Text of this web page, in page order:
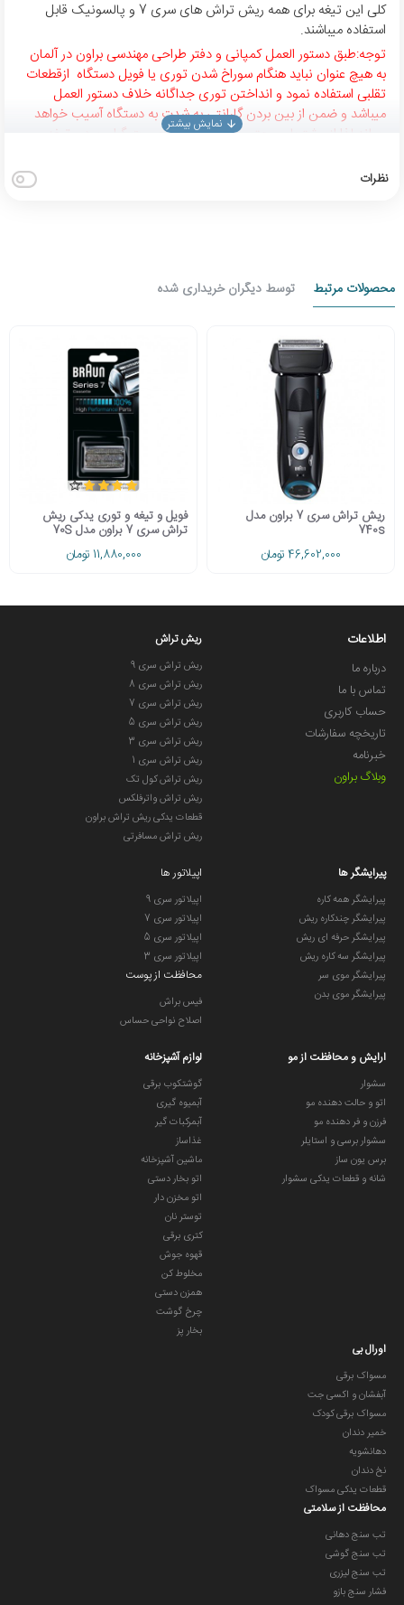
کلی این تیغه برای همه ریش تراش های سری 7 و پالسونیک قابل
استفاده میباشند.
توجه:طبق دستور العمل کمپانی و دفتر طراحی مهندسی براون در آلمان
به هیچ عنوان نباید هنگام سوراخ شدن توری یا فویل دستگاه ازقطعات
تقلبی استفاده نمود و انداختن توری جداگانه خلاف دستور العمل
میباشد و ضمن از بین بردن گارانتی به شدت به دستگاه آسیب خواهد
رساند لذا از مشتریان محترم تقاضا داریم در صورت گران بودن تیغه و
تعویض توری غیر فابریک اقدام نکنند.این عمل در طولانی مدت موتور
دستگاه را دچار پالس شدید خواهد کرد.دلیل سوراخ شدن توری خراب
نظرات
محصولات مرتبط توسط دیگران خریداری شده
ریش تراش سری 7 براون مدل
740s
46,602,000 تومان
فویل و تیغه و توری یدکی ریش
تراش سری 7 براون مدل 70S
11,880,000 تومان
اطلاعات
درباره ما
تماس با ما
حساب کاربری
تاریخچه سفارشات
خبرنامه
وبلاگ براون
ریش تراش
ریش تراش سری 9
ریش تراش سری 8
ریش تراش سری 7
ریش تراش سری 5
ریش تراش سری 3
ریش تراش سری 1
ریش تراش کول تک
ریش تراش واترفلکس
قطعات یدکی ریش تراش براون
ریش تراش مسافرتی
پیرایشگر ها
پیرایشگر همه کاره
پیرایشگر چندکاره ریش
پیرایشگر حرفه ای ریش
پیرایشگر سه کاره ریش
پیرایشگر موی سر
پیرایشگر موی بدن
اپیلاتور ها
اپیلاتور سری 9
اپیلاتور سری 7
اپیلاتور سری 5
اپیلاتور سری 3
محافظت از پوست
فیس براش
اصلاح نواحی حساس
ارایش و محافظت از مو
سشوار
اتو و حالت دهنده مو
فرزن و فر دهنده مو
سشوار برسی و استایلر
برس یون ساز
شانه و قطعات یدکی سشوار
لوازم آشپزخانه
گوشتکوب برقی
آبمیوه گیری
آبمرکبات گیر
غذاساز
ماشین آشپزخانه
اتو بخار دستی
اتو مخزن دار
توستر نان
کتری برقی
قهوه جوش
مخلوط کن
همزن دستی
چرخ گوشت
بخار پز
اورال بی
مسواک برقی
آبفشان و اکسی جت
مسواک برقی کودک
خمیر دندان
دهانشویه
نخ دندان
قطعات یدکی مسواک
محافظت از سلامتی
تب سنج دهانی
تب سنج گوشی
تب سنج لیزری
فشار سنج بازو